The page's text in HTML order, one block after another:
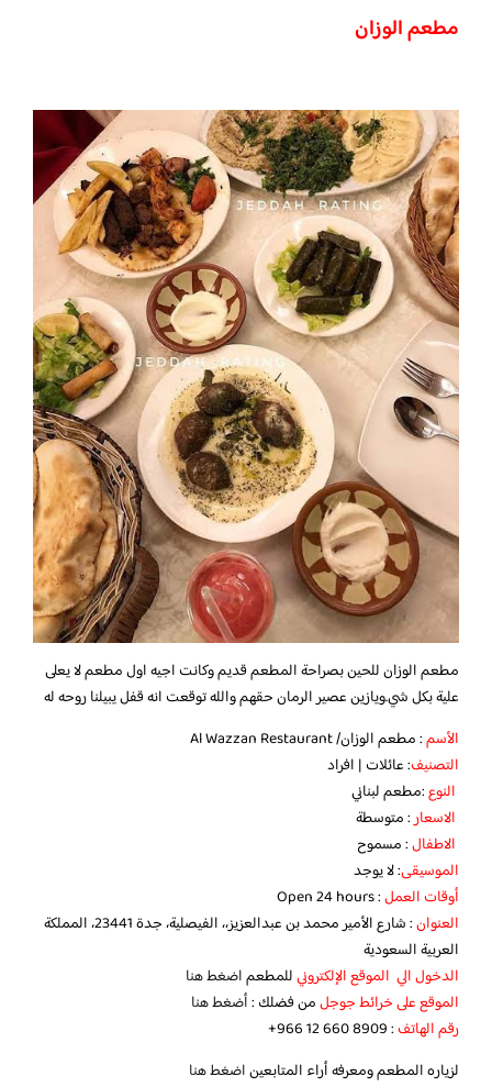
مطعم الوزان
مطعم الوزان للحين بصراحة المطعم قديم وكانت اجيه اول مطعم لا يعلى
علية بكل شي.ويازين عصير الرمان حقهم والله توقعت انه قفل يبيلنا روحه له
الأسم: مطعم الوزان/ Al Wazzan Restaurant
التصنيف: عائلات | افراد
النوع:مطعم لبناني
الاسعار: متوسطة
الاطفال: مسموح
الموسيقى: لا يوجد
أوقات العمل: Open 24 hours
العنوان
: شارع الأمير محمد بن عبدالعزيز،، الفيصلية، جدة 23441، المملكة
العربية السعودية
الدخول الي الموقع الإلكترونيللمطعماضغط هنا
الموقع على خرائط جوجلمن فضلك :أضغط هنا
رقم الهاتف:‏ ‪+966 12 660 8909‬‏
لزياره المطعم ومعرفه أراء المتابعيناضغط هنا